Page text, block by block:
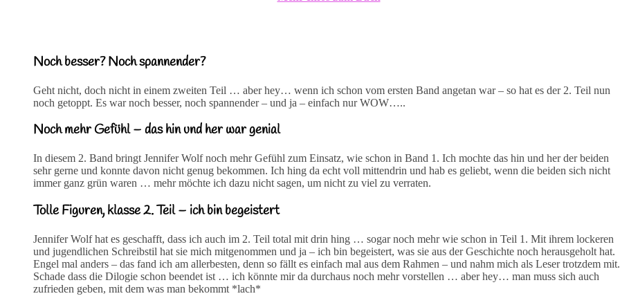
Noch besser? Noch spannender?
Geht nicht, doch nicht in einem zweiten Teil … aber hey… wenn ich schon vom ersten Band angetan war – so hat es der 2. Teil nun
noch getoppt. Es war noch besser, noch spannender – und ja – einfach nur WOW…..
Noch mehr Gefühl – das hin und her war genial
In diesem 2. Band bringt Jennifer Wolf noch mehr Gefühl zum Einsatz, wie schon in Band 1. Ich mochte das hin und her der beiden
sehr gerne und konnte davon nicht genug bekommen. Ich hing da echt voll mittendrin und hab es geliebt, wenn die beiden sich nicht
immer ganz grün waren … mehr möchte ich dazu nicht sagen, um nicht zu viel zu verraten.
Tolle Figuren, klasse 2. Teil – ich bin begeistert
Jennifer Wolf hat es geschafft, dass ich auch im 2. Teil total mit drin hing … sogar noch mehr wie schon in Teil 1. Mit ihrem lockeren
und jugendlichen Schreibstil hat sie mich mitgenommen und ja – ich bin begeistert, was sie aus der Geschichte noch herausgeholt hat.
Engel mal anders – das fand ich am allerbesten, denn so fällt es einfach mal aus dem Rahmen – und nahm mich als Leser trotzdem mit.
Schade dass die Dilogie schon beendet ist … ich könnte mir da durchaus noch mehr vorstellen … aber hey… man muss sich auch
zufrieden geben, mit dem was man bekommt *lach*